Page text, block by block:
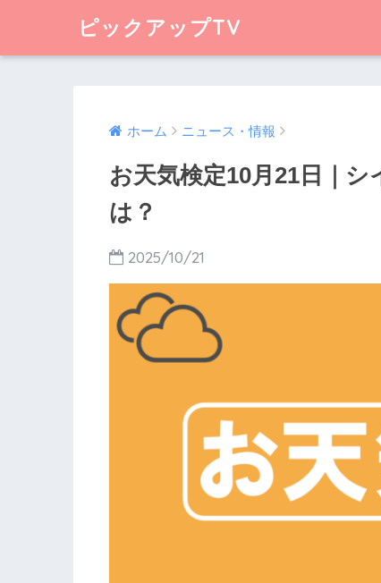
ピックアップTV
ホーム ニュース・情報
お天気検定10月21日｜
は？
2025/10/21